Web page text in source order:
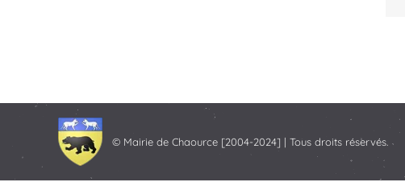
© Mairie de Chaource [2004-2024] | Tous droits réservés.